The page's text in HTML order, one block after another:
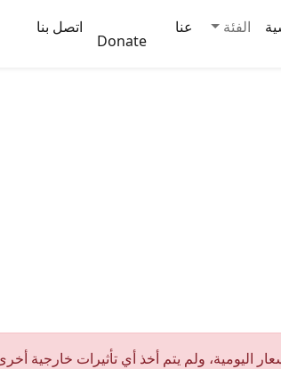
الفئة عنا
Donate
اتصل بنا
اليومية، ولم يتم أخذ أي تأثيرات خارجية